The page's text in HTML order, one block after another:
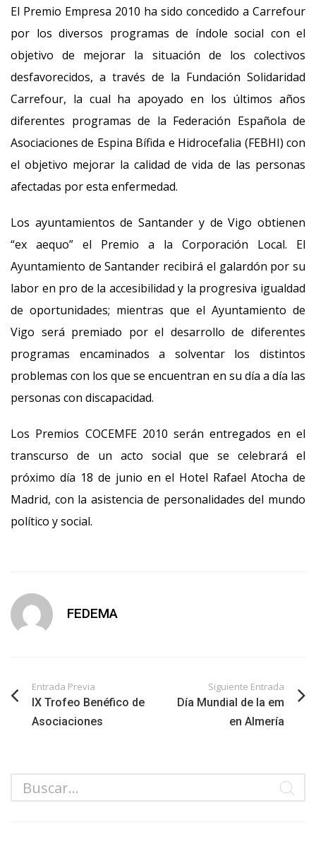
El Premio Empresa 2010 ha sido concedido a Carrefour
por los diversos programas de índole social con el
objetivo de mejorar la situación de los colectivos
desfavorecidos, a través de la Fundación Solidaridad
Carrefour, la cual ha apoyado en los últimos años
diferentes programas de la Federación Española de
Asociaciones de Espina Bífida e Hidrocefalia (FEBHI) con
el objetivo mejorar la calidad de vida de las personas
afectadas por esta enfermedad.
Los ayuntamientos de Santander y de Vigo obtienen
“ex aequo” el Premio a la Corporación Local. El
Ayuntamiento de Santander recibirá el galardón por su
labor en pro de la accesibilidad y la progresiva igualdad
de oportunidades; mientras que el Ayuntamiento de
Vigo será premiado por el desarrollo de diferentes
programas encaminados a solventar los distintos
problemas con los que se encuentran en su día a día las
personas con discapacidad.
Los Premios COCEMFE 2010 serán entregados en el
transcurso de un acto social que se celebrará el
próximo día 18 de junio en el Hotel Rafael Atocha de
Madrid, con la asistencia de personalidades del mundo
político y social.
FEDEMA
Entrada Previa
IX Trofeo Benéfico de
Asociaciones
Siguiente Entrada
Día Mundial de la em
en Almería